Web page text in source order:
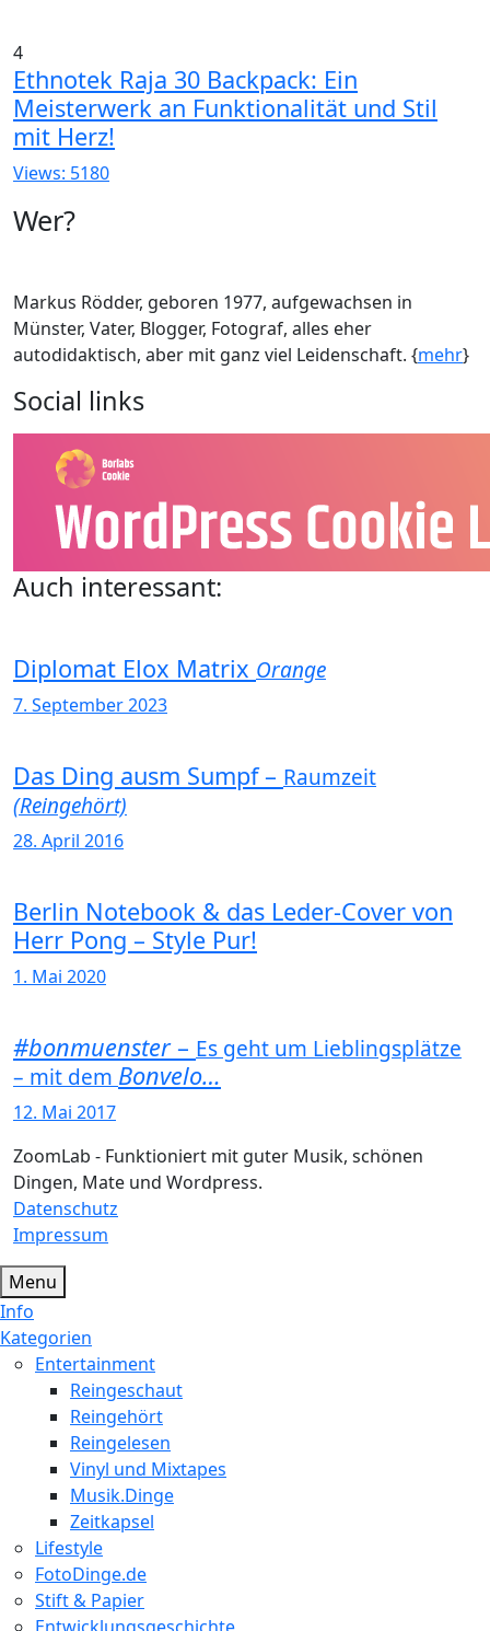
4
Ethnotek Raja 30 Backpack: Ein
Meisterwerk an Funktionalität und Stil
mit Herz!
Views: 5180
Wer?
Markus Rödder, geboren 1977, aufgewachsen in
Münster, Vater, Blogger, Fotograf, alles eher
autodidaktisch, aber mit ganz viel Leidenschaft. {mehr}
Social links
Auch interessant:
Diplomat Elox Matrix Orange
7. September 2023
Das Ding ausm Sumpf – Raumzeit
(Reingehört)
28. April 2016
Berlin Notebook & das Leder-Cover von
Herr Pong – Style Pur!
1. Mai 2020
#bonmuenster– Es geht um Lieblingsplätze
– mit dem Bonvelo…
12. Mai 2017
ZoomLab - Funktioniert mit guter Musik, schönen
Dingen, Mate und Wordpress.
Datenschutz
Impressum
Menu
Info
Kategorien
Entertainment
Reingeschaut
Reingehört
Reingelesen
Vinyl und Mixtapes
Musik.Dinge
Zeitkapsel
Lifestyle
FotoDinge.de
Stift & Papier